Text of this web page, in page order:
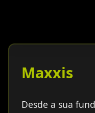
Maxxis
Desde a sua